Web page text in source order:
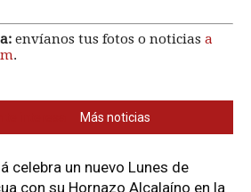
envíanos tus fotos o noticias a
.
Más noticias
celebra un nuevo Lunes de
con su Hornazo Alcalaíno en la